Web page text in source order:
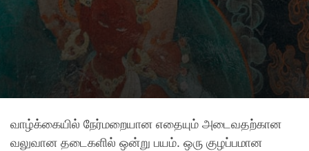
வாழ்க்கையில் நேர்மறையான எதையும் அடைவதற்கான
வலுவான தடைகளில் ஒன்று பயம். ஒரு குழப்பமான